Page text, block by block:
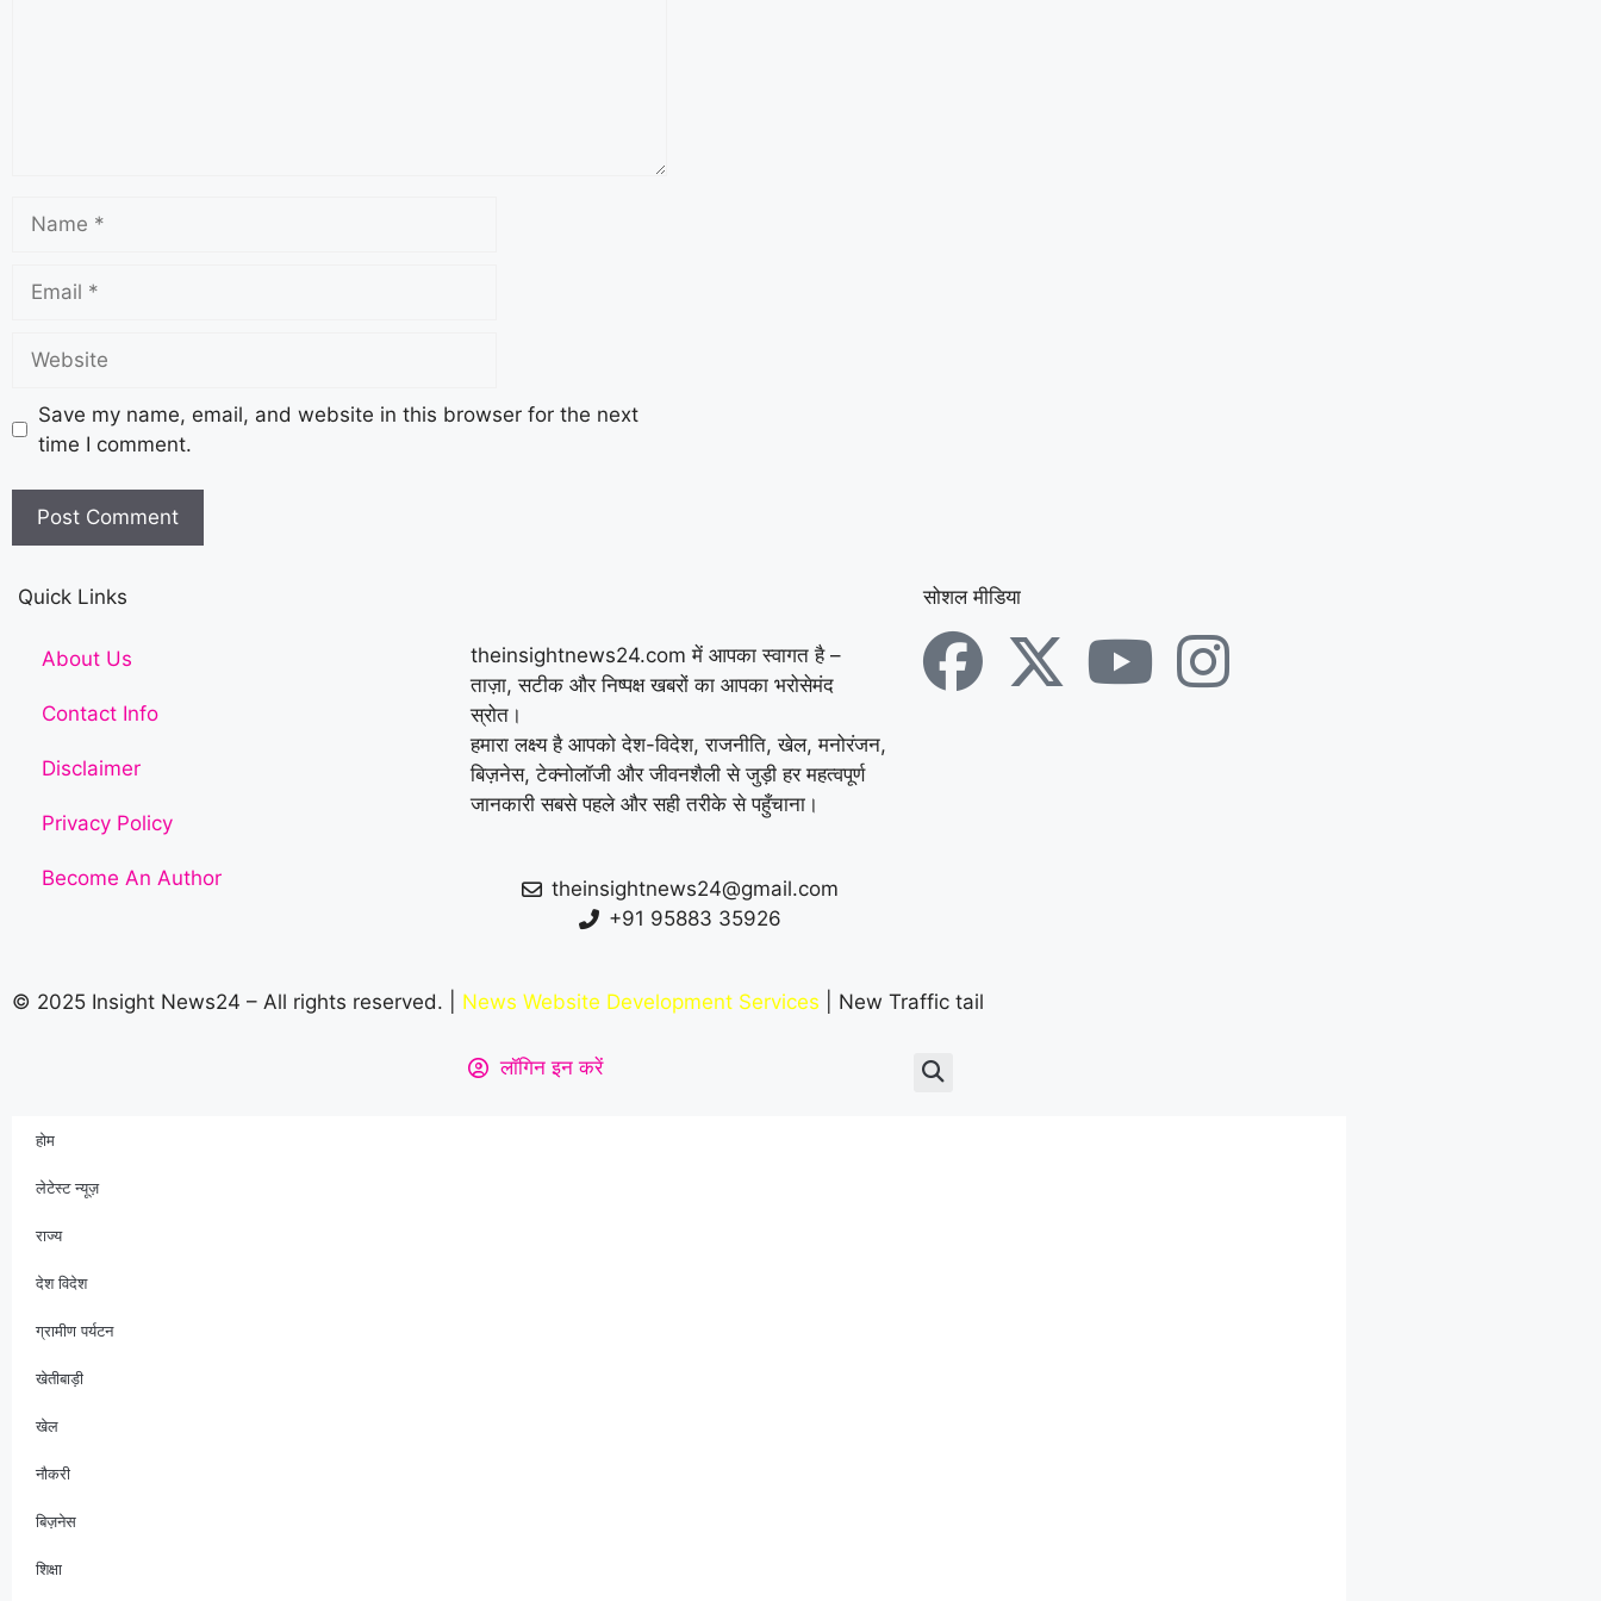
Save my name, email, and website in this browser for the next
time I comment.
Quick Links
About Us
Contact Info
Disclaimer
Privacy Policy
Become An Author
theinsightnews24.com में आपका स्वागत है –
ताज़ा, सटीक और निष्पक्ष खबरों का आपका भरोसेमंद
स्रोत।
हमारा लक्ष्य है आपको देश-विदेश, राजनीति, खेल, मनोरंजन,
बिज़नेस, टेक्नोलॉजी और जीवनशैली से जुड़ी हर महत्वपूर्ण
जानकारी सबसे पहले और सही तरीके से पहुँचाना।
theinsightnews24@gmail.com
+91 95883 35926
सोशल मीडिया
© 2025 Insight News24 – All rights reserved. | News Website Development Services | New Traffic tail
लॉगिन इन करें
होम
लेटेस्ट न्यूज़
राज्य
देश विदेश
ग्रामीण पर्यटन
खेतीबाड़ी
खेल
नौकरी
बिज़नेस
शिक्षा